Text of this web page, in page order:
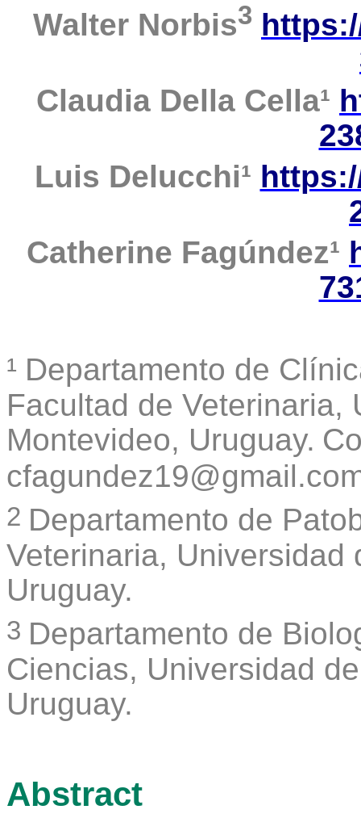
Walter Norbis3
Claudia Della Cella¹
Luis Delucchi¹
Catherine Fagúndez¹
¹ Departamento de
Facultad de Veterinaria,
Montevideo, Uruguay.
2 Departamento de
Veterinaria, Universidad
Uruguay.
3 Departamento de
Ciencias, Universidad
Uruguay.
Abstract